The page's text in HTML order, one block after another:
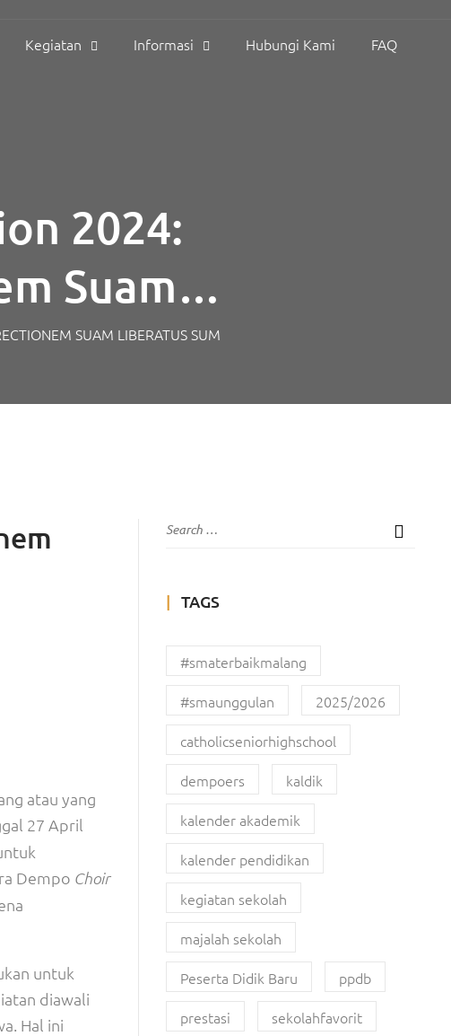
Kegiatan Informasi Hubungi Kami FAQ
2024:
Suam
SUAM LIBERATUS SUM
atau yang
27 April
Dempo Choir
untuk
diawali
Hal ini
TAGS
#smaterbaikmalang
#smaunggulan
2025/2026
catholicseniorhighschool
dempoers
kaldik
kalender akademik
kalender pendidikan
kegiatan sekolah
majalah sekolah
Peserta Didik Baru
ppdb
prestasi
sekolahfavorit